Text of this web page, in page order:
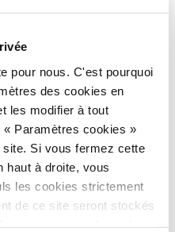
pour nous. C'est pourquoi
des cookies en
les modifier à tout
« Paramètres cookies »
Si vous fermez cette
haut à droite, vous
les cookies strictement
de ce site seront stockés
- Credit:AIS Elba
de l’Île d'Elbe
provenant
Ce doux
ancienne et on dit
des Grecs et des
également le
sur l'Île d'Elbe.